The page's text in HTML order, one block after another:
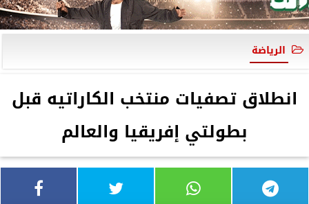
الرياضة
انطلاق تصفيات منتخب الكاراتيه قبل
بطولتي إفريقيا والعالم